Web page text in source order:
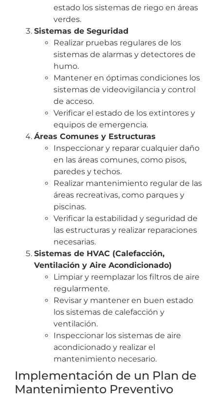
estado los sistemas de riego en áreas
verdes.
Sistemas de Seguridad
Realizar pruebas regulares de los
sistemas de alarmas y detectores de
humo.
Mantener en óptimas condiciones los
sistemas de videovigilancia y control
de acceso.
Verificar el estado de los extintores y
equipos de emergencia.
Áreas Comunes y Estructuras
Inspeccionar y reparar cualquier daño
en las áreas comunes, como pisos,
paredes y techos.
Realizar mantenimiento regular de las
áreas recreativas, como parques y
piscinas.
Verificar la estabilidad y seguridad de
las estructuras y realizar reparaciones
necesarias.
Sistemas de HVAC (Calefacción,
Ventilación y Aire Acondicionado)
Limpiar y reemplazar los filtros de aire
regularmente.
Revisar y mantener en buen estado
los sistemas de calefacción y
ventilación.
Inspeccionar los sistemas de aire
acondicionado y realizar el
mantenimiento necesario.
Implementación de un Plan de
Mantenimiento Preventivo